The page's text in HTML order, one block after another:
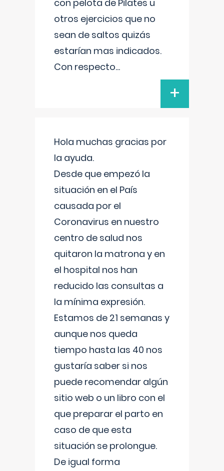
con pelota de Pilates u
otros ejercicios que no
sean de saltos quizás
estarían mas indicados.
Con respecto...
+
Hola muchas gracias por
la ayuda.
Desde que empezó la
situación en el País
causada por el
Coronavirus en nuestro
centro de salud nos
quitaron la matrona y en
el hospital nos han
reducido las consultas a
la mínima expresión.
Estamos de 21 semanas y
aunque nos queda
tiempo hasta las 40 nos
gustaría saber si nos
puede recomendar algún
sitio web o un libro con el
que preparar el parto en
caso de que esta
situación se prolongue.
De igual forma